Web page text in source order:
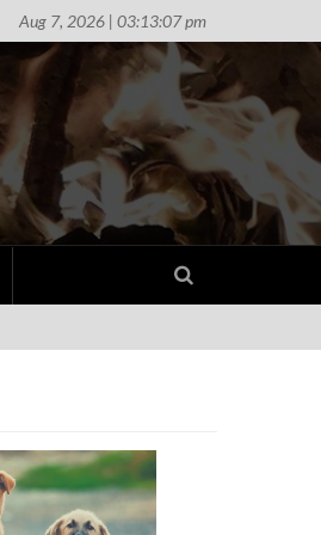
Aug 7, 2026 | 03:13:07 pm